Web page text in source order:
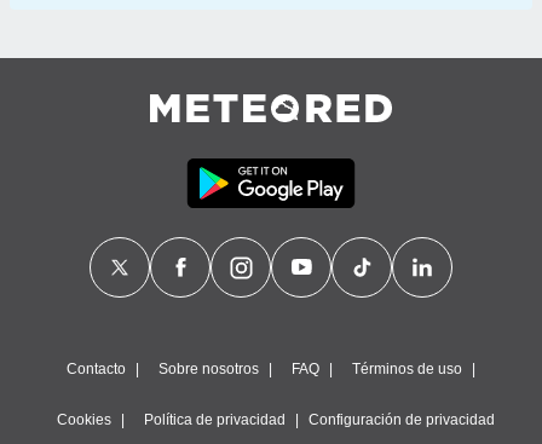
Contacto Sobre nosotros FAQ Términos de uso
Cookies Política de privacidad Configuración de privacidad